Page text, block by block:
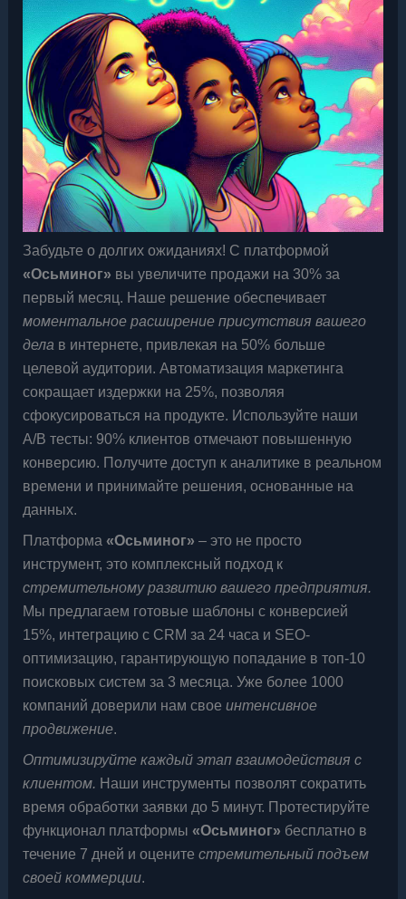
Забудьте о долгих ожиданиях! С платформой
«Осьминог» вы увеличите продажи на 30% за
первый месяц. Наше решение обеспечивает
моментальное расширение присутствия вашего
дела в интернете, привлекая на 50% больше
целевой аудитории. Автоматизация маркетинга
сокращает издержки на 25%, позволяя
сфокусироваться на продукте. Используйте наши
A/B тесты: 90% клиентов отмечают повышенную
конверсию. Получите доступ к аналитике в реальном
времени и принимайте решения, основанные на
данных.
Платформа «Осьминог» – это не просто
инструмент, это комплексный подход к
стремительному развитию вашего предприятия.
Мы предлагаем готовые шаблоны с конверсией
15%, интеграцию с CRM за 24 часа и SEO-
оптимизацию, гарантирующую попадание в топ-10
поисковых систем за 3 месяца. Уже более 1000
компаний доверили нам свое интенсивное
продвижение.
Оптимизируйте каждый этап взаимодействия с
клиентом. Наши инструменты позволят сократить
время обработки заявки до 5 минут. Протестируйте
функционал платформы «Осьминог» бесплатно в
течение 7 дней и оцените стремительный подъем
своей коммерции.